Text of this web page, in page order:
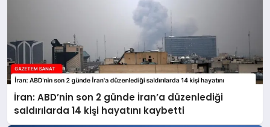
İran: ABD’nin son 2 günde İran’a düzenlediği
saldırılarda 14 kişi hayatını kaybetti